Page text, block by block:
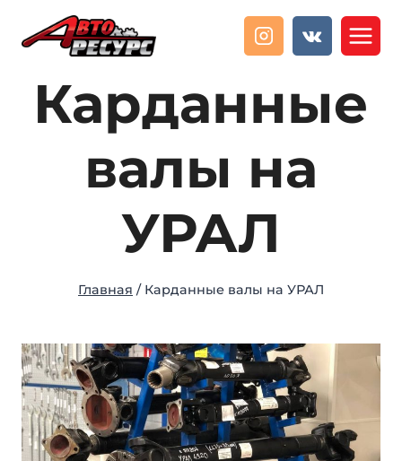
Перейти
Карданные
валы на
УРАЛ
Главная / Карданные валы на УРАЛ